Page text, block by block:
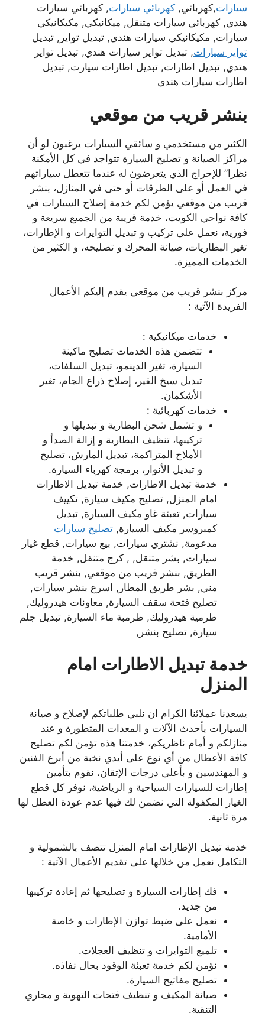
سيارات,كهربائي, كهربائي سيارات, كهربائي سيارات
هندي, كهربائي سيارات متنقل, ميكانيكي, مكيكانيكي
سيارات, مكيكانيكي سيارات هندي, تبديل تواير, تبديل
تواير سيارات, تبديل تواير سيارات هندي, تبديل تواير
هتدي, تبديل اطارات, تبديل اطارات سيارت, تبديل
اطارات سيارات هندي
بنشر قريب من موقعي
الكثير من مستخدمي و سائقي السيارات يرغبون لو أن
مراكز الصيانة و تصليح السيارة تتواجد في كل الأمكنة
نظرا” للإحراج الذي يتعرضون له عندما تتعطل سياراتهم
في العمل أو على الطرقات أو حتى في المنازل، بنشر
قريب من موقعي يؤمن لكم خدمة إصلاح السيارات في
كافة نواحي الكويت، خدمة قريبة من الجميع سريعة و
فورية، نعمل على تركيب و تبديل التوايرات و الإطارات،
تغير البطاريات، صيانة المحرك و تصليحه، و الكثير من
الخدمات المميزة.
مركز بنشر قريب من موقعي يقدم إليكم الأعمال
الفريدة الآتية :
خدمات ميكانيكية :
تتضمن هذه الخدمات تصليح ماكينة
السيارة، تغير الدينمو، تبديل السلفات،
تبديل سيخ القير، إصلاح ذراع الجام، تغير
الأشكمان.
خدمات كهربائية :
و تشمل شحن البطارية و تبديلها و
تركيبها، تنظيف البطارية و إزالة الصدأ و
الأملاح المتراكمة، تبديل المارش، تصليح
و تبديل الأنوار، برمجة كهرباء السيارة.
خدمة تبديل الاطارات, خدمة تبديل الاطارات
امام المنزل, تصليح مكيف سيارة, تكييف
سيارات, تعبئة غاو مكيف السيارة, تبديل
كمبروسر مكيف السيارة, تصليح سيارات
مدعومة, نشتري سيارات, بيع سيارات, قطع غيار
سيارات, بشر متنقل, , كرج متنقل, خدمة
الطريق, بنشر قريب من موقعي, بنشر قريب
مني, بشر طريق المطار, اسرع بنشر سيارات,
تصليح فتحة سقف السيارة, معاونات هيدروليك,
طرمية هيدروليك, طرمبة ماء السيارة, تبديل جلم
سيارة, تصليح بنشر,
خدمة تبديل الاطارات امام
المنزل
يسعدنا عملائنا الكرام ان نلبي طلباتكم لإصلاح و صيانة
السيارات بأحدث الآلات و المعدات المتطورة و عند
منازلكم و أمام ناظريكم، خدمتنا هذه تؤمن لكم تصليح
كافة الأعطال من أي نوع على أيدي نخبة من أبرع الفنين
و المهندسين و بأعلى درجات الإتقان، نقوم بتأمين
إطارات للسيارات السياحية و الرياضية، نوفر كل قطع
الغيار المكفولة التي نضمن لك فيها عدم عودة العطل لها
مرة ثانية.
خدمة تبديل الإطارات امام المنزل تتصف بالشمولية و
التكامل نعمل من خلالها على تقديم الأعمال الآتية :
فك إطارات السيارة و تصليحها ثم إعادة تركيبها
من جديد.
نعمل على ضبط توازن الإطارات و خاصة
الأمامية.
تلميع التوايرات و تنظيف العجلات.
نؤمن لكم خدمة تعبئة الوقود بحال نفاذه.
تصليح مفاتيح السيارة.
صيانة المكيف و تنظيف فتحات التهوية و مجاري
التنقية.